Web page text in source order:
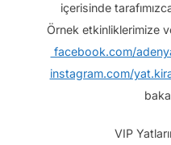
içerisinde
Örnek etkinliklerimize
facebook.com/
instagram.com/
VIP